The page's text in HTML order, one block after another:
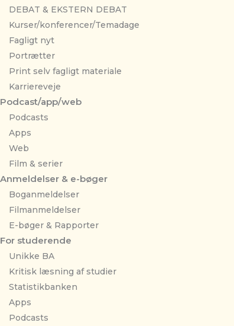
DEBAT & EKSTERN DEBAT
Kurser/konferencer/Temadage
Fagligt nyt
Portrætter
Print selv fagligt materiale
Karriereveje
Podcast/app/web
Podcasts
Apps
Web
Film & serier
Anmeldelser & e-bøger
Boganmeldelser
Filmanmeldelser
E-bøger & Rapporter
For studerende
Unikke BA
Kritisk læsning af studier
Statistikbanken
Apps
Podcasts